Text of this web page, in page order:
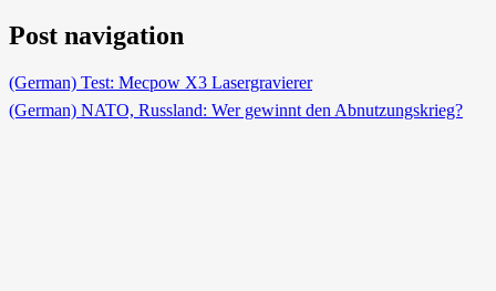
Post navigation
(German) Test: Mecpow X3 Lasergravierer
(German) NATO, Russland: Wer gewinnt den Abnutzungskrieg?